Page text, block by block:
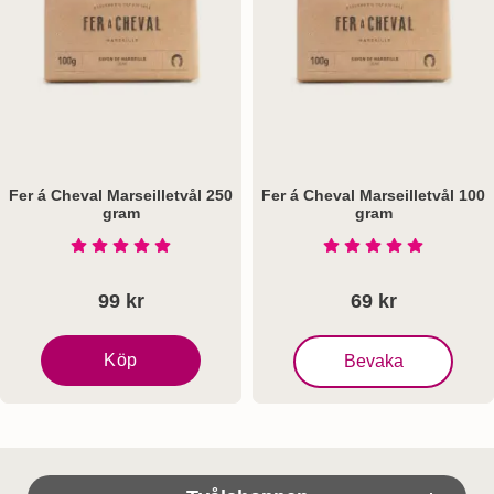
Fer á Cheval Marseilletvål 250
gram
Art. nr 8331 Betyg: 5 Stjärnor av 5
99 kr
Köp
Fer á Cheval Marseilletvål 250 gram
Fer á Cheval Marseilletvål 100
gram
Art. nr 8330 Betyg: 5 Stjärnor
69 kr
Bevaka
, Fer á Cheval
Sidfot Blandad info och länkar